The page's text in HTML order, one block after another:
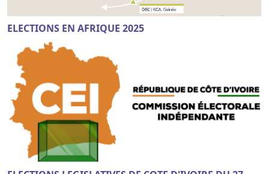
ELECTIONS EN AFRIQUE 2025